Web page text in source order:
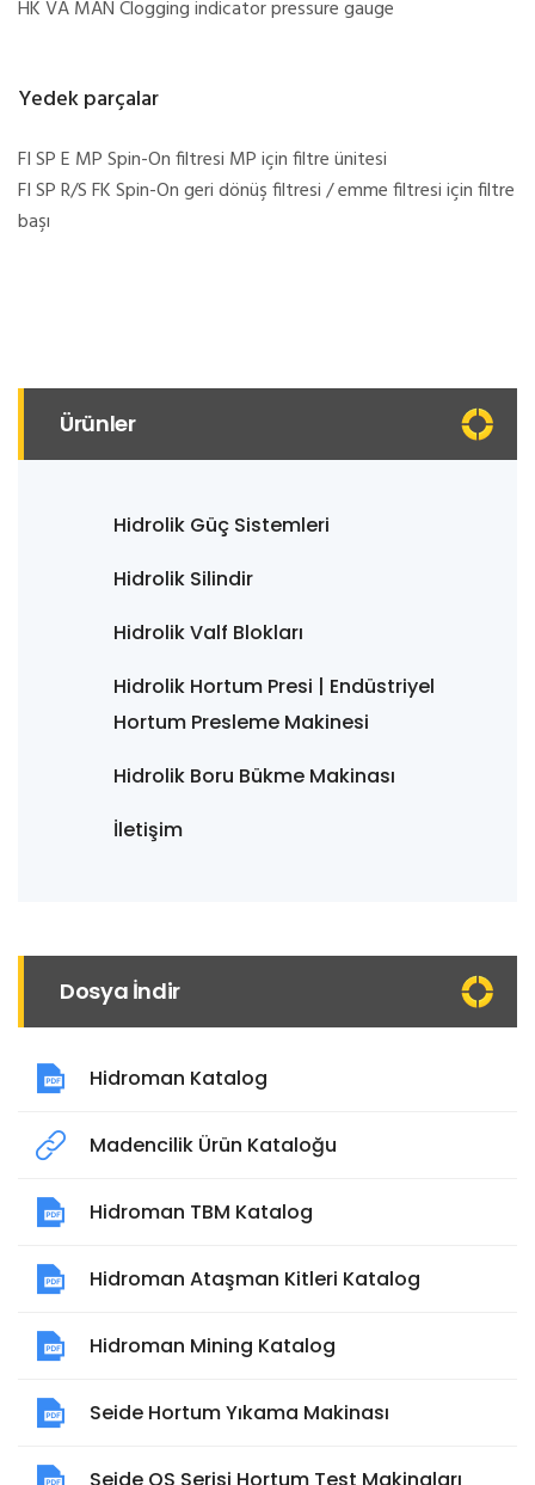
HK VA MAN Clogging indicator pressure gauge
Yedek parçalar
FI SP E MP Spin-On filtresi MP için filtre ünitesi
FI SP R/S FK Spin-On geri dönüş filtresi / emme filtresi için filtre
başı
Ürünler
Hidrolik Güç Sistemleri
Hidrolik Silindir
Hidrolik Valf Blokları
Hidrolik Hortum Presi | Endüstriyel
Hortum Presleme Makinesi
Hidrolik Boru Bükme Makinası
İletişim
Dosya İndir
Hidroman Katalog
Madencilik Ürün Kataloğu
Hidroman TBM Katalog
Hidroman Ataşman Kitleri Katalog
Hidroman Mining Katalog
Seide Hortum Yıkama Makinası